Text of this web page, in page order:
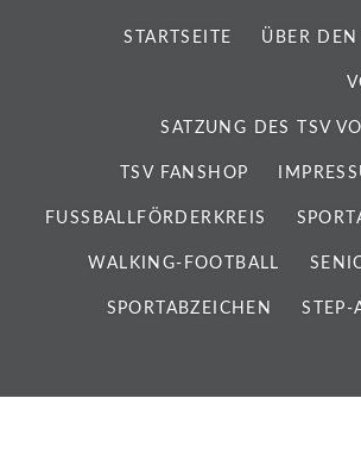
STARTSEITE ÜBER DEN
SATZUNG DES TSV
TSV FANSHOP
FUSSBALLFÖRDERKREIS
WALKING-FOOTBALL
SPORTABZEICHEN STEP-